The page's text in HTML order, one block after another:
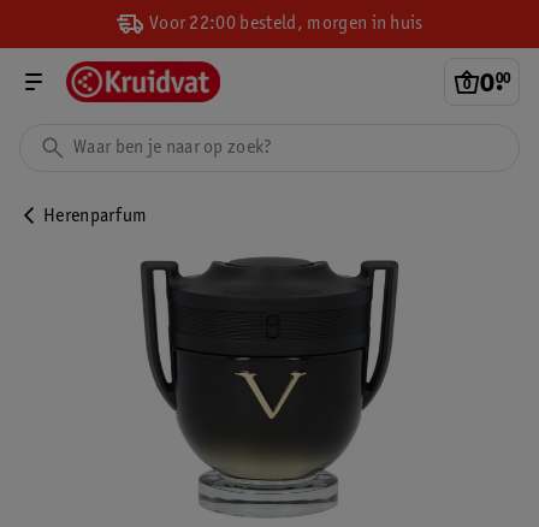
Voor 22:00 besteld, morgen in huis
0.
00
Herenparfum